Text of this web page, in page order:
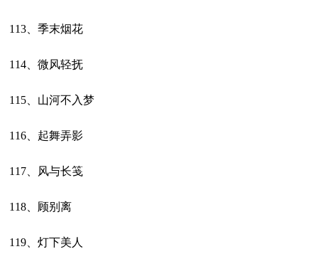
113、季末烟花
114、微风轻抚
115、山河不入梦
116、起舞弄影
117、风与长笺
118、顾别离
119、灯下美人